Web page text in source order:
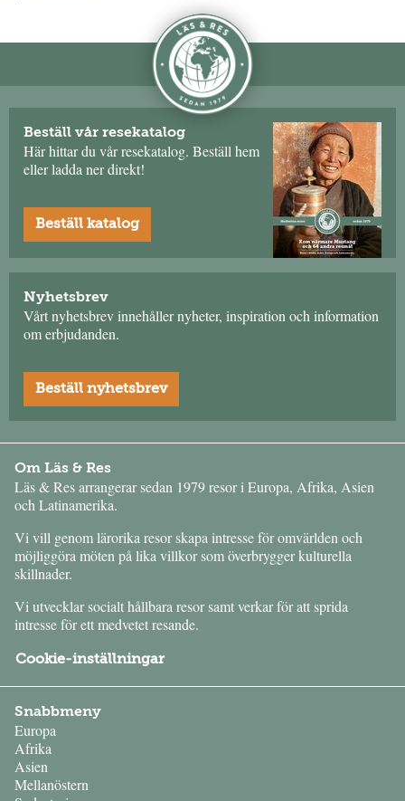
Beställ vår resekatalog
Här hittar du vår resekatalog. Beställ hem
eller ladda ner direkt!
Beställ katalog
Nyhetsbrev
Vårt nyhetsbrev innehåller nyheter, inspiration och information
om erbjudanden.
Beställ nyhetsbrev
Om Läs & Res
Läs & Res arrangerar sedan 1979 resor i Europa, Afrika, Asien
och Latinamerika.
Vi vill genom lärorika resor skapa intresse för omvärlden och
möjliggöra möten på lika villkor som överbrygger kulturella
skillnader.
Vi utvecklar socialt hållbara resor samt verkar för att sprida
intresse för ett medvetet resande.
Cookie-inställningar
Snabbmeny
Europa
Afrika
Asien
Mellanöstern